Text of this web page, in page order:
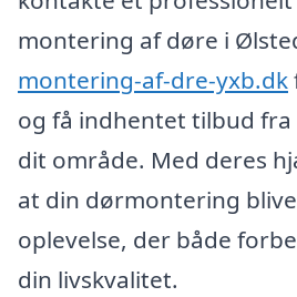
montering af døre i
montering-af-dre-yxb.dk
og få indhentet tilbud
dit område. Med deres
at din dørmontering
oplevelse, der både
din livskvalitet.